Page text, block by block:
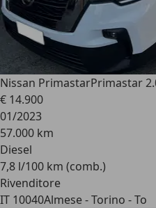
Nissan PrimastarPrimastar
€ 14.900
01/2023
57.000 km
Diesel
7,8 l/100 km (comb.)
Rivenditore
IT 10040Almese - Torino - To